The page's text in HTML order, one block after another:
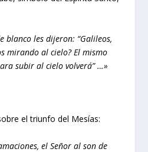
blanco les dijeron: “Galileos,
mirando al cielo? El mismo
subir al cielo volverá” …»
el triunfo del Mesías:
el Señor al son de